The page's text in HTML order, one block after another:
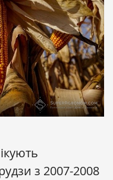
з 2007-2008